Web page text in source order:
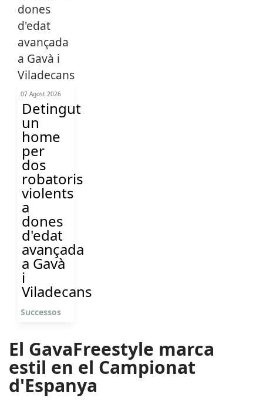
07 Agost 2026
Detingut
un
home
per
dos
robatoris
violents
a
dones
d'edat
avançada
a Gavà
i
Viladecans
Successos
El GavaFreestyle marca
estil en el Campionat
d'Espanya